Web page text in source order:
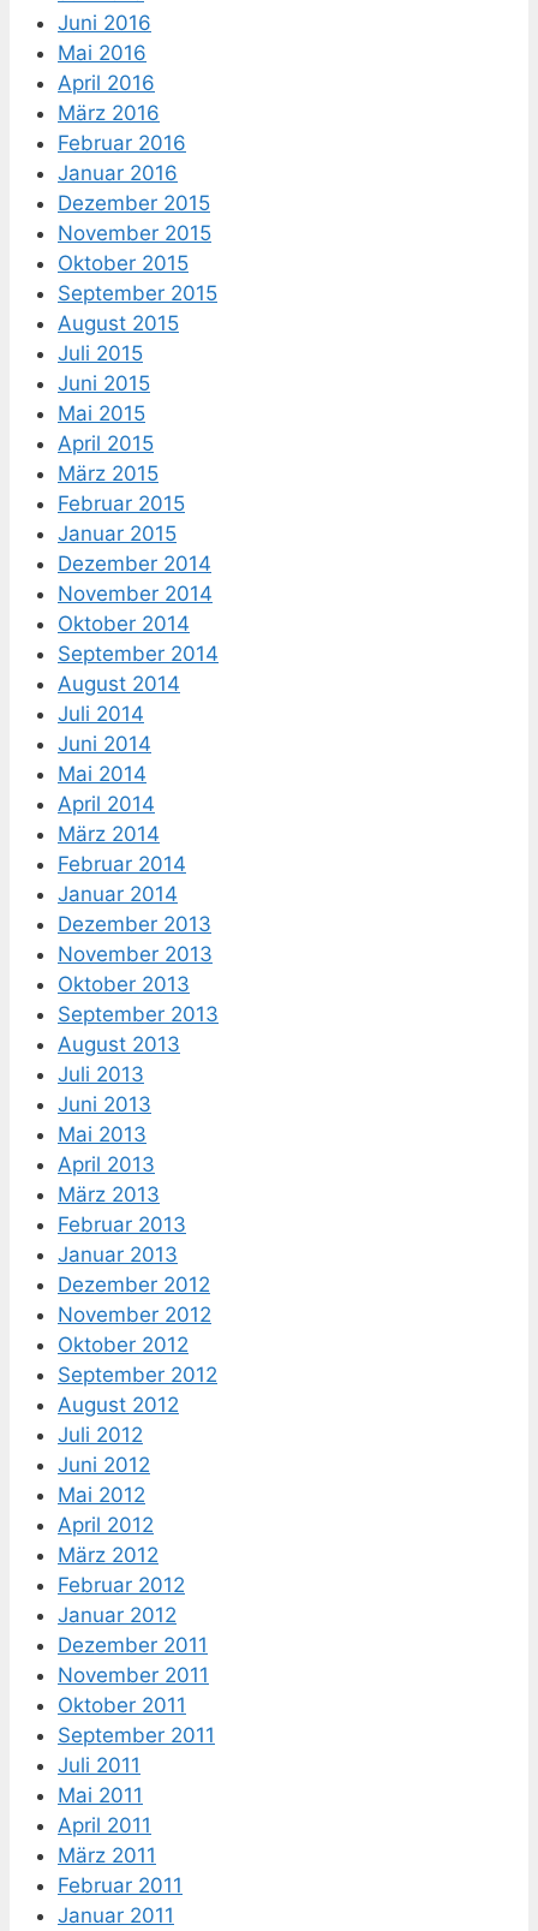
Juni 2016
Mai 2016
April 2016
März 2016
Februar 2016
Januar 2016
Dezember 2015
November 2015
Oktober 2015
September 2015
August 2015
Juli 2015
Juni 2015
Mai 2015
April 2015
März 2015
Februar 2015
Januar 2015
Dezember 2014
November 2014
Oktober 2014
September 2014
August 2014
Juli 2014
Juni 2014
Mai 2014
April 2014
März 2014
Februar 2014
Januar 2014
Dezember 2013
November 2013
Oktober 2013
September 2013
August 2013
Juli 2013
Juni 2013
Mai 2013
April 2013
März 2013
Februar 2013
Januar 2013
Dezember 2012
November 2012
Oktober 2012
September 2012
August 2012
Juli 2012
Juni 2012
Mai 2012
April 2012
März 2012
Februar 2012
Januar 2012
Dezember 2011
November 2011
Oktober 2011
September 2011
Juli 2011
Mai 2011
April 2011
März 2011
Februar 2011
Januar 2011